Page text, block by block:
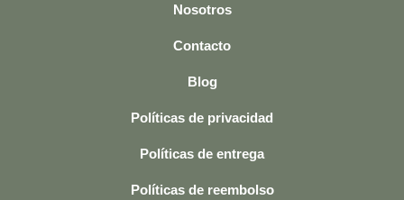
Nosotros
Contacto
Blog
Políticas de privacidad
Políticas de entrega
Políticas de reembolso